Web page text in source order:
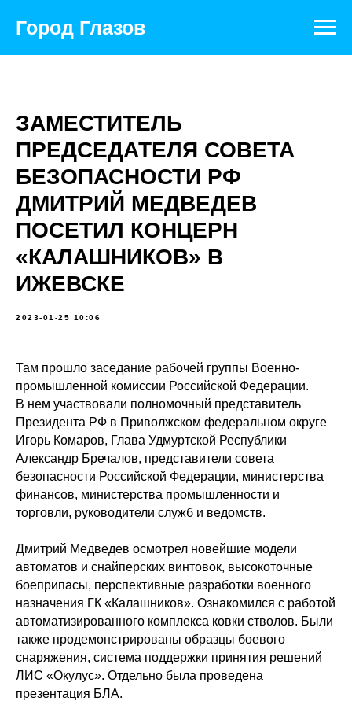
Город Глазов
ЗАМЕСТИТЕЛЬ
ПРЕДСЕДАТЕЛЯ СОВЕТА
БЕЗОПАСНОСТИ РФ
ДМИТРИЙ МЕДВЕДЕВ
ПОСЕТИЛ КОНЦЕРН
«КАЛАШНИКОВ» В
ИЖЕВСКЕ
2023-01-25 10:06
Там прошло заседание рабочей группы Военно-
промышленной комиссии Российской Федерации.
В нем участвовали полномочный представитель
Президента РФ в Приволжском федеральном округе
Игорь Комаров, Глава Удмуртской Республики
Александр Бречалов, представители совета
безопасности Российской Федерации, министерства
финансов, министерства промышленности и
торговли, руководители служб и ведомств.
Дмитрий Медведев осмотрел новейшие модели
автоматов и снайперских винтовок, высокоточные
боеприпасы, перспективные разработки военного
назначения ГК «Калашников». Ознакомился с работой
автоматизированного комплекса ковки стволов. Были
также продемонстрированы образцы боевого
снаряжения, система поддержки принятия решений
ЛИС «Окулус». Отдельно была проведена
презентация БЛА.